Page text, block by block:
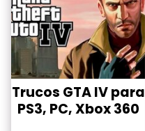
Trucos GTA IV para
PS3, PC, Xbox 360